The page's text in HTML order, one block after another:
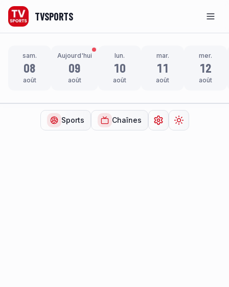
TVSPORTS
sam.
08
août
Aujourd'hui
09
août
lun.
10
août
mar.
11
août
mer.
12
août
Sports Chaînes Ouvrir lesChanger de